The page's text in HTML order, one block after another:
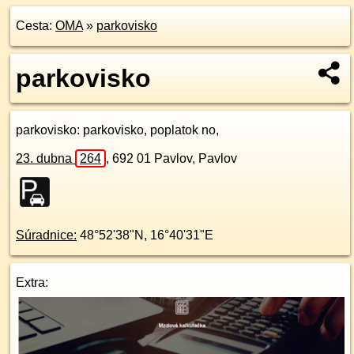
Cesta: OMA» parkovisko
parkovisko
parkovisko: parkovisko, poplatok no,
23. dubna 264 , 692 01 Pavlov, Pavlov
Súradnice: 48°52'38"N , 16°40'31"E
Extra: